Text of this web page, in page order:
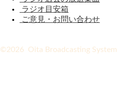
ラジオ目安箱
ご意見・お問い合わせ
©2026 Oita Broadcasting